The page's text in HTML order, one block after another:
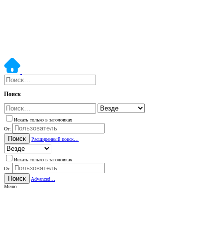
Поиск
Искать только в заголовках
От:
Поиск Расширенный поиск…
Искать только в заголовках
От:
Поиск
Advanced…
Меню